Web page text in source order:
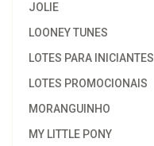
JOLIE
LOONEY TUNES
LOTES PARA INICIANTES
LOTES PROMOCIONAIS
MORANGUINHO
MY LITTLE PONY